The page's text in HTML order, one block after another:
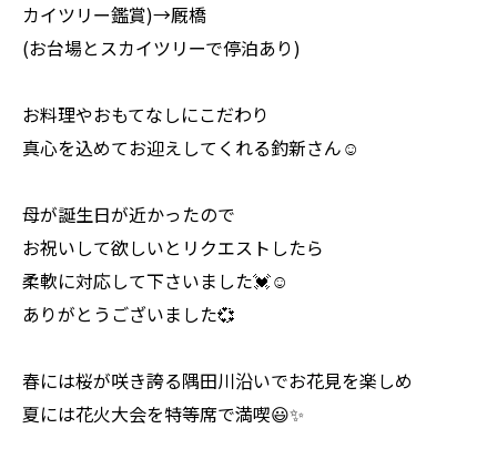
カイツリー鑑賞)→厩橋
(お台場とスカイツリーで停泊あり)
お料理やおもてなしにこだわり
真心を込めてお迎えしてくれる釣新さん☺️
母が誕生日が近かったので
お祝いして欲しいとリクエストしたら
柔軟に対応して下さいました💓☺️
ありがとうございました💞
春には桜が咲き誇る隅田川沿いでお花見を楽しめ
夏には花火大会を特等席で満喫😃✨